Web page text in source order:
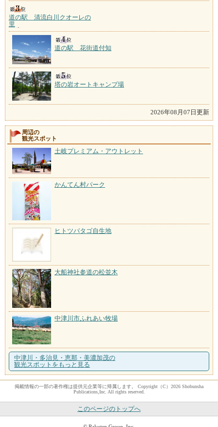
道の駅 清流白川クオーレの
里
道の駅 花街道付知
塔の岩オートキャンプ場
2026年08月07日更新
周辺の
観光スポット
土岐プレミアム・アウトレット
かんてん村パーク
ヒトツバタゴ自生地
大船神社参道の松並木
中津川市ふれあい牧場
中津川・多治見・恵那・美濃加茂の
観光スポットをもっと見る
掲載情報の一部の著作権は提供元企業等に帰属します。 Copyright（C）2026 Shobunsha
Publications,Inc. All rights reserved.
このページのトップへ